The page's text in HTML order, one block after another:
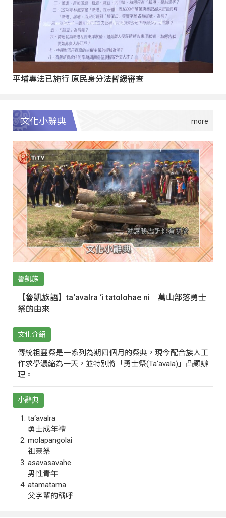
平埔專法已施行 原民身分法暫緩審查
文化小辭典
魯凱族
【魯凱族語】ta‘avalra ‘i tatolohae ni｜萬山部落勇士
祭的由來
文化介紹
傳統祖靈祭是一系列為期四個月的祭典，現今配合族人工
作求學濃縮為一天，並特別將「勇士祭(Ta‘avala)」凸顯辦
理。
小辭典
ta‘avalra
勇士成年禮
molapangolai
祖靈祭
asavasavahe
男性青年
atamatama
父字輩的稱呼